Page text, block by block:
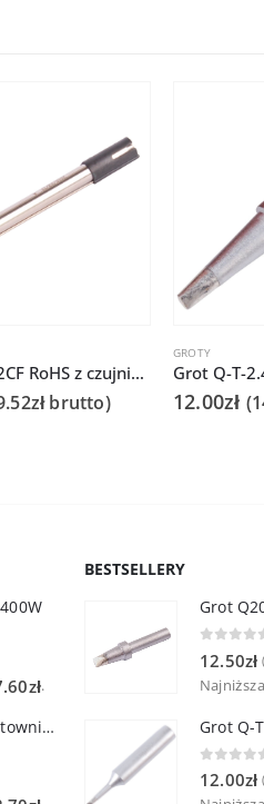
Grot Q305-2CF RoHS z czujnikiem do Quick 303D
złbrutto)
GROTY
12.00zł (
zł.
Quick TS6 Stacja lutownicza z lutownicą pincetową 60W
BESTSELLERY
Grot
12.50zł (
12.00zł (